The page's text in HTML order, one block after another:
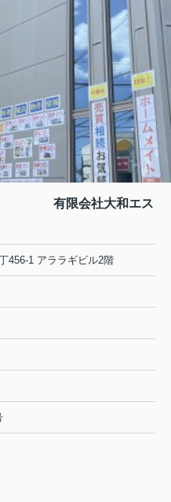
有限会社大和エス
456-1 アララギビル2階